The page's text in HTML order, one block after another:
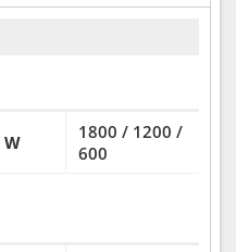
W
1800 / 1200 /
600